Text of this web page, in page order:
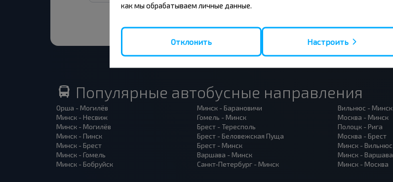
Популярные автобусные направления
Орша - Могилёв
Минск - Несвиж
Минск - Могилёв
Минск - Пинск
Минск - Брест
Минск - Гомель
Минск - Бобруйск
Минск - Барановичи
Гомель - Минск
Брест - Тересполь
Брест - Беловежская Пуща
Брест - Минск
Варшава - Минск
Санкт-Петербург - Минск
Вильнюс - Минск
Москва - Минск
Полоцк - Рига
Москва - Брест
Минск - Вильнюс
Минск - Варшава
Минск - Москва
как мы обрабатываем личные данные.
Отклонить Настроить